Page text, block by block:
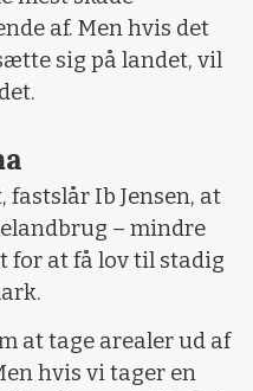
af. Men hvis det
sig på landet, vil
fastslår Ib Jensen, at
– mindre
for at få lov til stadig
at tage arealer ud af
hvis vi tager en